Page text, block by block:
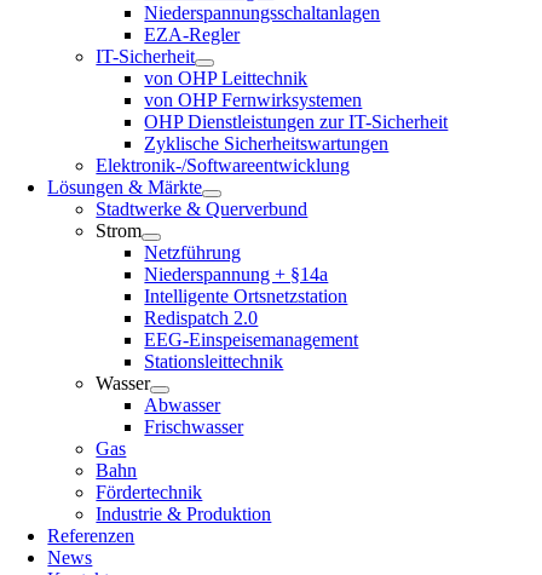
Niederspannungsschaltanlagen
EZA-Regler
IT-Sicherheit
von OHP Leittechnik
von OHP Fernwirksystemen
OHP Dienstleistungen zur IT-Sicherheit
Zyklische Sicherheitswartungen
Elektronik-/Softwareentwicklung
Lösungen & Märkte
Stadtwerke & Querverbund
Strom
Netzführung
Niederspannung + §14a
Intelligente Ortsnetzstation
Redispatch 2.0
EEG-Einspeisemanagement
Stationsleittechnik
Wasser
Abwasser
Frischwasser
Gas
Bahn
Fördertechnik
Industrie & Produktion
Referenzen
News